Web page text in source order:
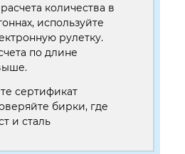
количества в
используйте
рулетку.
по длине
сертификат
бирки, где
и сталь